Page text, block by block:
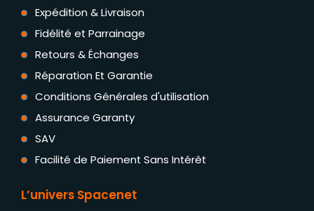
Expédition & Livraison
Fidélité et Parrainage
Retours & Échanges
Réparation Et Garantie
Conditions Générales d'utilisation
Assurance Garanty
SAV
Facilité de Paiement Sans Intérêt
L’univers Spacenet